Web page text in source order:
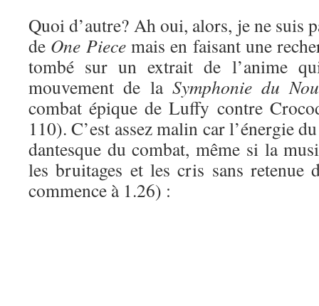
Quoi d’autre? Ah oui, alors, je ne suis
de One Piecemais en faisant une
tombé sur un extrait de l’anime
mouvement de la Symphonie du
combat épique de Luffy contre
110). C’est assez malin car l’énergie
dantesque du combat, même si la
les bruitages et les cris sans retenue
commence à 1.26) :